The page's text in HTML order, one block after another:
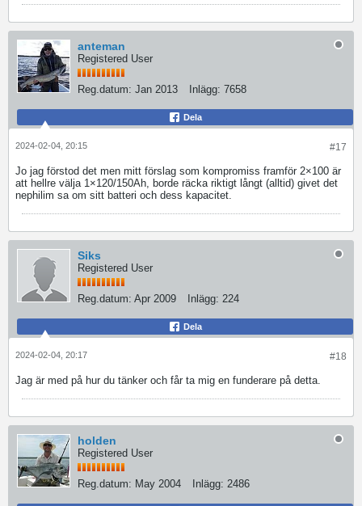
anteman
Registered User
Reg.datum: Jan 2013 Inlägg: 7658
Dela
#17
2024-02-04, 20:15
Jo jag förstod det men mitt förslag som kompromiss framför 2×100 är
att hellre välja 1×120/150Ah, borde räcka riktigt långt (alltid) givet det
nephilim sa om sitt batteri och dess kapacitet.
Siks
Registered User
Reg.datum: Apr 2009 Inlägg: 224
Dela
#18
2024-02-04, 20:17
Jag är med på hur du tänker och får ta mig en funderare på detta.
holden
Registered User
Reg.datum: May 2004 Inlägg: 2486